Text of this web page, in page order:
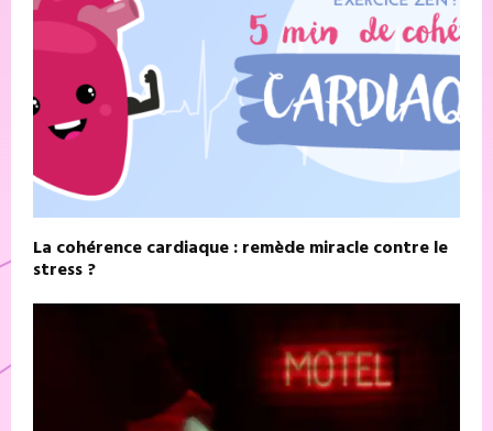
La cohérence cardiaque : remède miracle contre le
stress ?